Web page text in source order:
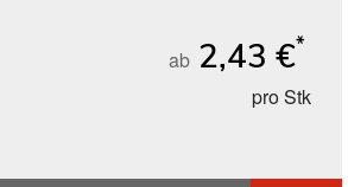
ab 2,43 €*
pro Stk